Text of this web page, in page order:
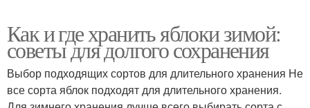
Как и где хранить яблоки зимой:
советы для долгого сохранения
Выбор подходящих сортов для длительного хранения Не
все сорта яблок подходят для длительного хранения.